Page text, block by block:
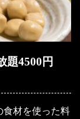
4500円
食材を使った料